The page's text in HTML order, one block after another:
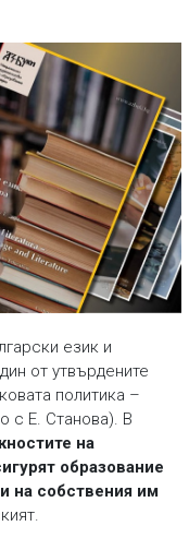
език и
от утвърдените
политика –
с Е. Станова). В
на
образование
на собствения им